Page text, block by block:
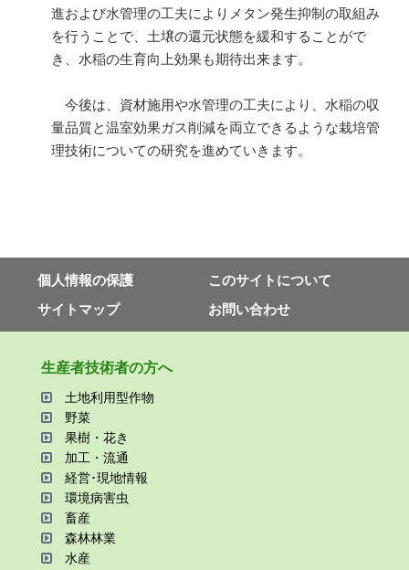
進および水管理の工夫によりメタン発生抑制の取組み
を行うことで、土壌の還元状態を緩和することがで
き、水稲の生育向上効果も期待出来ます。
今後は、資材施用や水管理の工夫により、水稲の収
量品質と温室効果ガス削減を両立できるような栽培管
理技術についての研究を進めていきます。
個⼈情報の保護
このサイトについて
サイトマップ
お問い合わせ
⽣産者技術者の⽅へ
⼟地利⽤型作物
野菜
果樹・花き
加⼯・流通
経営･現地情報
環境病害⾍
畜産
森林林業
⽔産